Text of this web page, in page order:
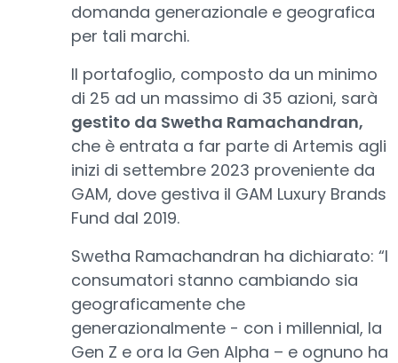
domanda generazionale e geografica
per tali marchi.
Il portafoglio, composto da un minimo
di 25 ad un massimo di 35 azioni, sarà
gestito da Swetha Ramachandran,
che è entrata a far parte di Artemis agli
inizi di settembre 2023 proveniente da
GAM, dove gestiva il GAM Luxury Brands
Fund dal 2019.
Swetha Ramachandran ha dichiarato: “I
consumatori stanno cambiando sia
geograficamente che
generazionalmente - con i millennial, la
Gen Z e ora la Gen Alpha – e ognuno ha